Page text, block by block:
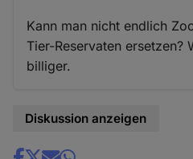
Kann man nicht endlich
Tier-Reservaten ersetzen?
billiger.
Diskussion anzeigen